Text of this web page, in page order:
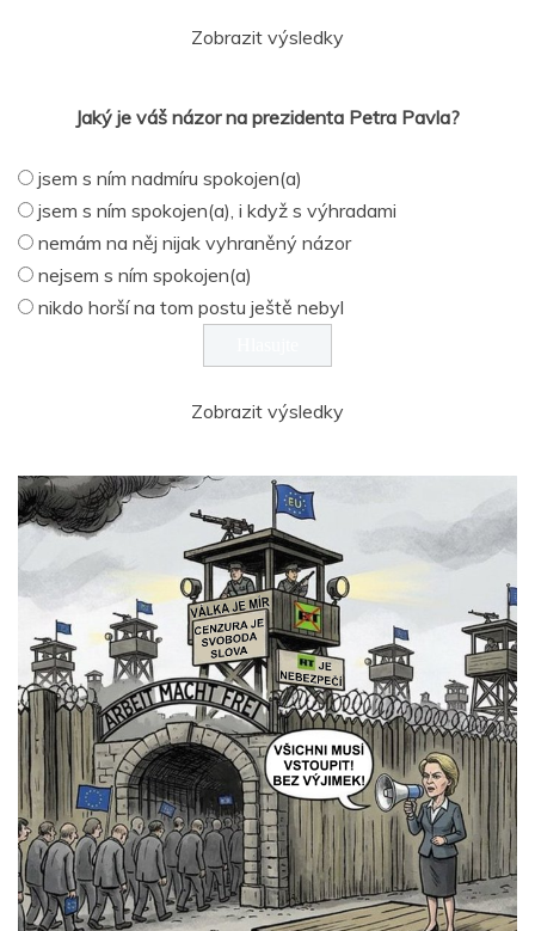
Zobrazit výsledky
Jaký je váš názor na prezidenta Petra Pavla?
jsem s ním nadmíru spokojen(a)
jsem s ním spokojen(a), i když s výhradami
nemám na něj nijak vyhraněný názor
nejsem s ním spokojen(a)
nikdo horší na tom postu ještě nebyl
Zobrazit výsledky